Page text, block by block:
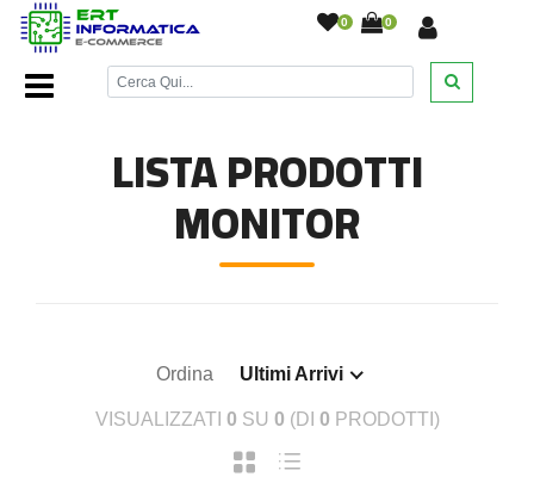
0 0
Home Page/Monitor/
LISTA PRODOTTI
MONITOR
Ordina Ultimi Arrivi
VISUALIZZATI 0 SU 0 (DI 0 PRODOTTI)